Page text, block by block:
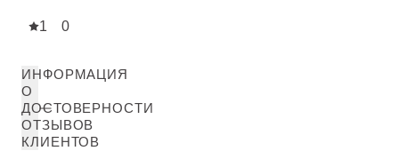
1 0
ИНФОРМАЦИЯ
О
ДОСТОВЕРНОСТИ
ОТЗЫВОВ
КЛИЕНТОВ